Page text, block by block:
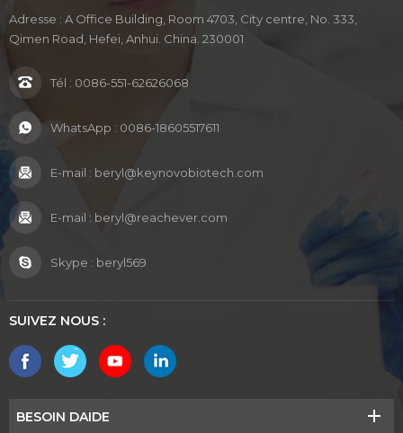
Adresse : A Office Building, Room 4703, City centre, No. 333,
Qimen Road, Hefei, Anhui. China. 230001
Tél : 0086-551-62626068
WhatsApp : 0086-18605517611
E-mail : beryl@keynovobiotech.com
E-mail : beryl@reachever.com
Skype : beryl569
SUIVEZ NOUS :
BESOIN DAIDE